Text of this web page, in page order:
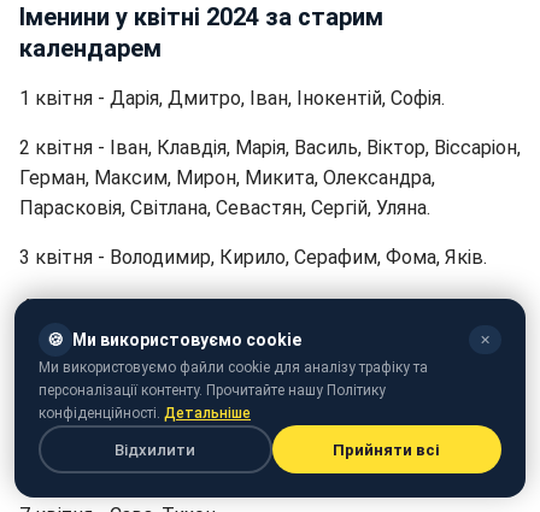
Іменини у квітні 2024 за старим
календарем
1 квітня - Дарія, Дмитро, Іван, Інокентій, Софія.
2 квітня - Іван, Клавдія, Марія, Василь, Віктор, Віссаріон,
Герман, Максим, Мирон, Микита, Олександра,
Парасковія, Світлана, Севастян, Сергій, Уляна.
3 квітня - Володимир, Кирило, Серафим, Фома, Яків.
4 квітня - Василь, Василина, Дарина, Ісаакій, Таїсія.
5 квітня - Анастасія, Варвара, Василь, Ілля, Георгій,
Макар, Лідія, Олексій, Пелагея, Сергій.
6 квітня - Володимир, Захар, Мартин, Степан, Петро,
Яків.
🍪 Ми використовуємо cookie ✕
Ми використовуємо файли cookie для аналізу трафіку та
персоналізації контенту. Прочитайте нашу Політику
конфіденційності. Детальніше
Відхилити Прийняти всі